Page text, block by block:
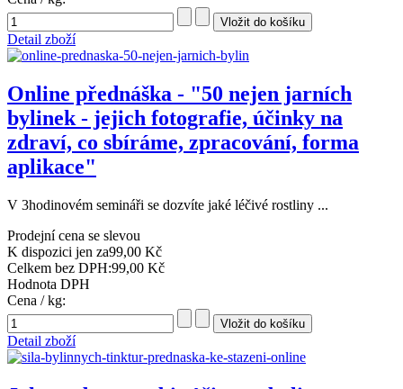
Detail zboží
Online přednáška - "50 nejen jarních
bylinek - jejich fotografie, účinky na
zdraví, co sbíráme, zpracování, forma
aplikace"
V 3hodinovém semináři se dozvíte jaké léčivé rostliny ...
Prodejní cena se slevou
K dispozici jen za99,00 Kč
Celkem bez DPH:99,00 Kč
Hodnota DPH
Cena / kg:
Detail zboží